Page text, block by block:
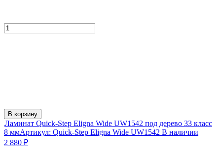
В корзину
Ламинат Quick-Step Eligna Wide UW1542 под дерево 33 класс
8 ммАртикул: Quick-Step Eligna Wide UW1542 В наличии
2 880 ₽